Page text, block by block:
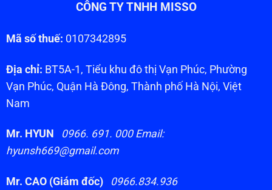
CÔNG TY TNHH MISSO
Mã số thuế: 0107342895
Địa chỉ: BT5A-1, Tiểu khu đô thị Vạn Phúc, Phường
Vạn Phúc, Quận Hà Đông, Thành phố Hà Nội, Việt
Nam
Mr. HYUN
0966. 691. 000 Email:
hyunsh669@gmail.com
Mr. CAO (Giám đốc) 0966.834.936